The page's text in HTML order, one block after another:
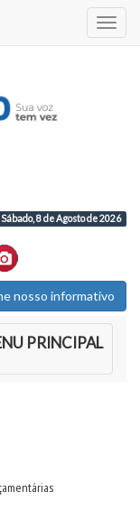
Sábado, 8 de Agosto de 2026
nosso informativo
PRINCIPAL